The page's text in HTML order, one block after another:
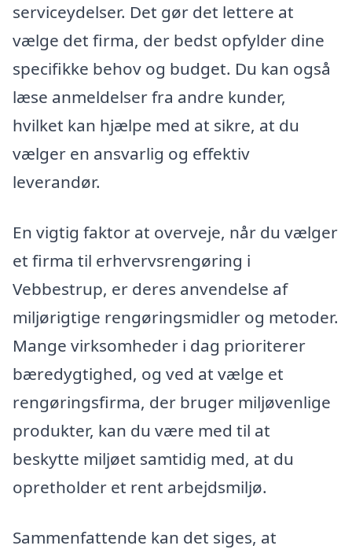
serviceydelser. Det gør det lettere at
vælge det firma, der bedst opfylder dine
specifikke behov og budget. Du kan også
læse anmeldelser fra andre kunder,
hvilket kan hjælpe med at sikre, at du
vælger en ansvarlig og effektiv
leverandør.
En vigtig faktor at overveje, når du vælger
et firma til erhvervsrengøring i
Vebbestrup, er deres anvendelse af
miljørigtige rengøringsmidler og metoder.
Mange virksomheder i dag prioriterer
bæredygtighed, og ved at vælge et
rengøringsfirma, der bruger miljøvenlige
produkter, kan du være med til at
beskytte miljøet samtidig med, at du
opretholder et rent arbejdsmiljø.
Sammenfattende kan det siges, at